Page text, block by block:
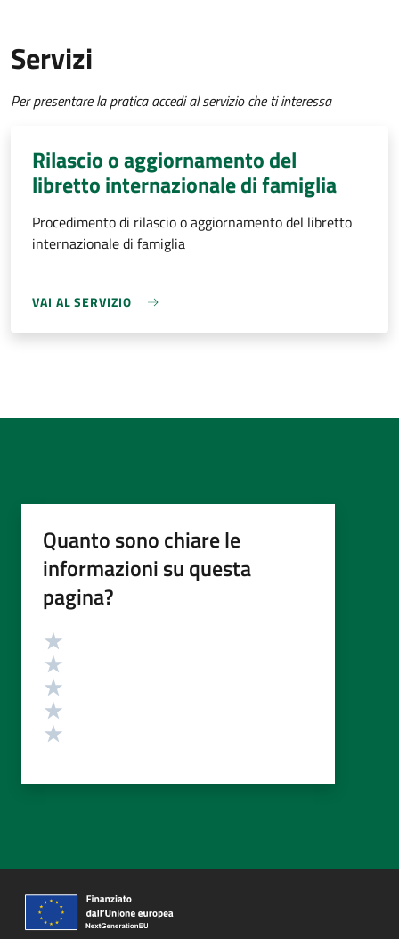
Servizi
Per presentare la pratica accedi al servizio che ti interessa
Rilascio o aggiornamento del
libretto internazionale di famiglia
Procedimento di rilascio o aggiornamento del libretto
internazionale di famiglia
VAI AL SERVIZIO
Quanto sono chiare le
informazioni su questa
pagina?
Valutazione